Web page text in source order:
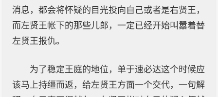
消息，都会将怀疑的目光投向自己或者是右贤王，
而左贤王帐下的那些儿郎，一定已经开始叫嚣着替
左贤王报仇。
为了稳定王庭的地位，单于速必达这个时候应
该马上持缰而返，给左贤王方面一个交代，一句解